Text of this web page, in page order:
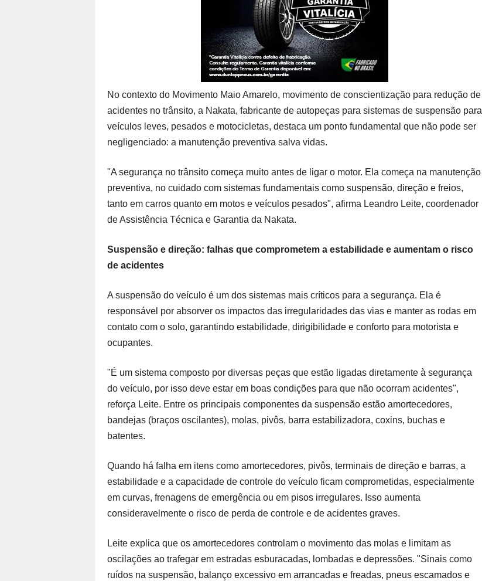
No contexto do Movimento Maio Amarelo, movimento de conscientização para redução de
acidentes no trânsito, a Nakata, fabricante de autopeças para sistemas de suspensão para
veículos leves, pesados e motocicletas, destaca um ponto fundamental que não pode ser
negligenciado: a manutenção preventiva salva vidas.
"A segurança no trânsito começa muito antes de ligar o motor. Ela começa na manutenção
preventiva, no cuidado com sistemas fundamentais como suspensão, direção e freios,
tanto em carros quanto em motos e veículos pesados", afirma Leandro Leite, coordenador
de Assistência Técnica e Garantia da Nakata.
Suspensão e direção: falhas que comprometem a estabilidade e aumentam o risco
de acidentes
A suspensão do veículo é um dos sistemas mais críticos para a segurança. Ela é
responsável por absorver os impactos das irregularidades das vias e manter as rodas em
contato com o solo, garantindo estabilidade, dirigibilidade e conforto para motorista e
ocupantes.
"É um sistema composto por diversas peças que estão ligadas diretamente à segurança
do veículo, por isso deve estar em boas condições para que não ocorram acidentes",
reforça Leite. Entre os principais componentes da suspensão estão amortecedores,
bandejas (braços oscilantes), molas, pivôs, barra estabilizadora, coxins, buchas e
batentes.
Quando há falha em itens como amortecedores, pivôs, terminais de direção e barras, a
estabilidade e a capacidade de controle do veículo ficam comprometidas, especialmente
em curvas, frenagens de emergência ou em pisos irregulares. Isso aumenta
consideravelmente o risco de perda de controle e de acidentes graves.
Leite explica que os amortecedores controlam o movimento das molas e limitam as
oscilações ao trafegar em estradas esburacadas, lombadas e depressões. "Sinais como
ruídos na suspensão, balanço excessivo em arrancadas e freadas, pneus escamados e